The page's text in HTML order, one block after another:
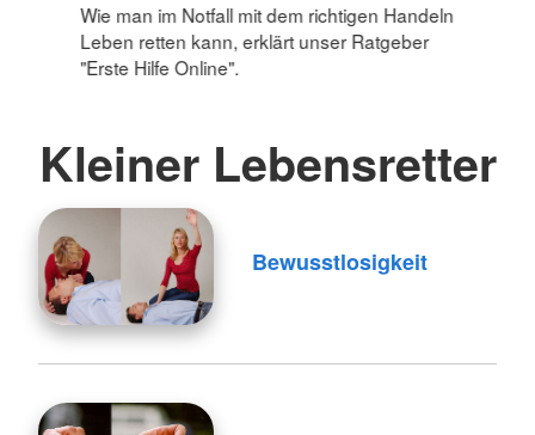
Wie man im Notfall mit dem richtigen Handeln
Leben retten kann, erklärt unser Ratgeber
"Erste Hilfe Online".
Kleiner Lebensretter
Bewusstlosigkeit